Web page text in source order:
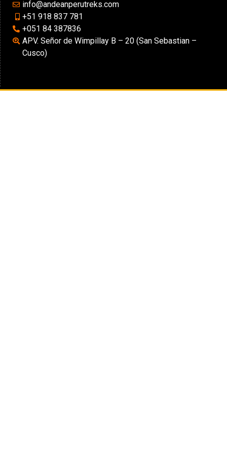
info@andeanperutreks.com
+51 918 837 781
+051 84 387836
APV. Señor de Wimpillay B – 20 (San Sebastian –
Cusco)